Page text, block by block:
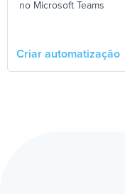
no Microsoft Teams
Criar automatização